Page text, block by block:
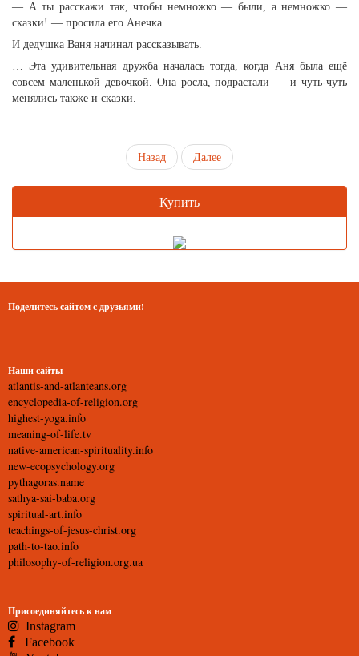
— А ты расскажи так, чтобы немножко — были, а немножко —
сказки! — просила его Анечка.
И дедушка Ваня начинал рассказывать.
… Эта удивительная дружба началась тогда, когда Аня была ещё
совсем маленькой девочкой. Она росла, подрастали — и чуть-чуть
менялись также и сказки.
Назад Далее
Купить
Поделитесь сайтом с друзьями!
Наши сайты
atlantis-and-atlanteans.org
encyclopedia-of-religion.org
highest-yoga.info
meaning-of-life.tv
native-american-spirituality.info
new-ecopsychology.org
pythagoras.name
sathya-sai-baba.org
spiritual-art.info
teachings-of-jesus-christ.org
path-to-tao.info
philosophy-of-religion.org.ua
Присоединяйтесь к нам
Instagram
Facebook